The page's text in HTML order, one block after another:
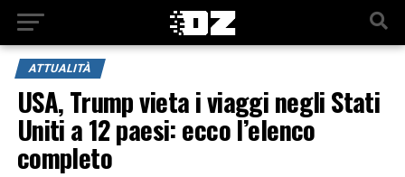
ATTUALITÀ
USA, Trump vieta i viaggi negli Stati
Uniti a 12 paesi: ecco l’elenco
completo